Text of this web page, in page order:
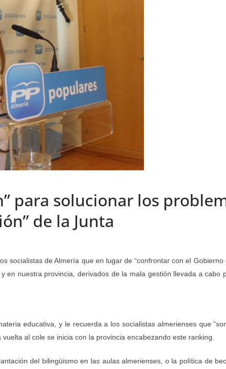
para solucionar los
de la Junta
socialistas de Almería que en lugar de “confrontar con el Gobierno
en nuestra provincia, derivados de la mala gestión llevada a cabo
educativa, y le recuerda a los socialistas almerienses que
al cole se inicia con la provincia encabezando este ranking.
del bilingüismo en las aulas almerienses, o la política de